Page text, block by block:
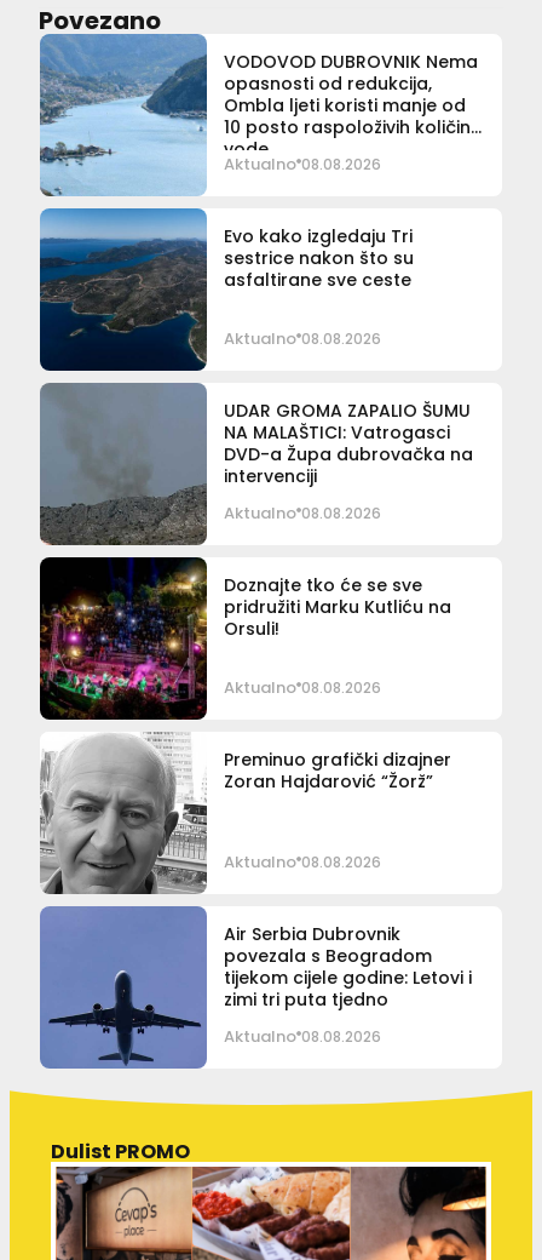
Povezano
VODOVOD DUBROVNIK Nema
opasnosti od redukcija,
Ombla ljeti koristi manje od
10 posto raspoloživih količina
vode
Aktualno 08.08.2026
Evo kako izgledaju Tri
sestrice nakon što su
asfaltirane sve ceste
Aktualno 08.08.2026
UDAR GROMA ZAPALIO ŠUMU
NA MALAŠTICI: Vatrogasci
DVD-a Župa dubrovačka na
intervenciji
Aktualno 08.08.2026
Doznajte tko će se sve
pridružiti Marku Kutliću na
Orsuli!
Aktualno 08.08.2026
Preminuo grafički dizajner
Zoran Hajdarović “Žorž”
Aktualno 08.08.2026
Air Serbia Dubrovnik
povezala s Beogradom
tijekom cijele godine: Letovi i
zimi tri puta tjedno
Aktualno 08.08.2026
Dulist PROMO